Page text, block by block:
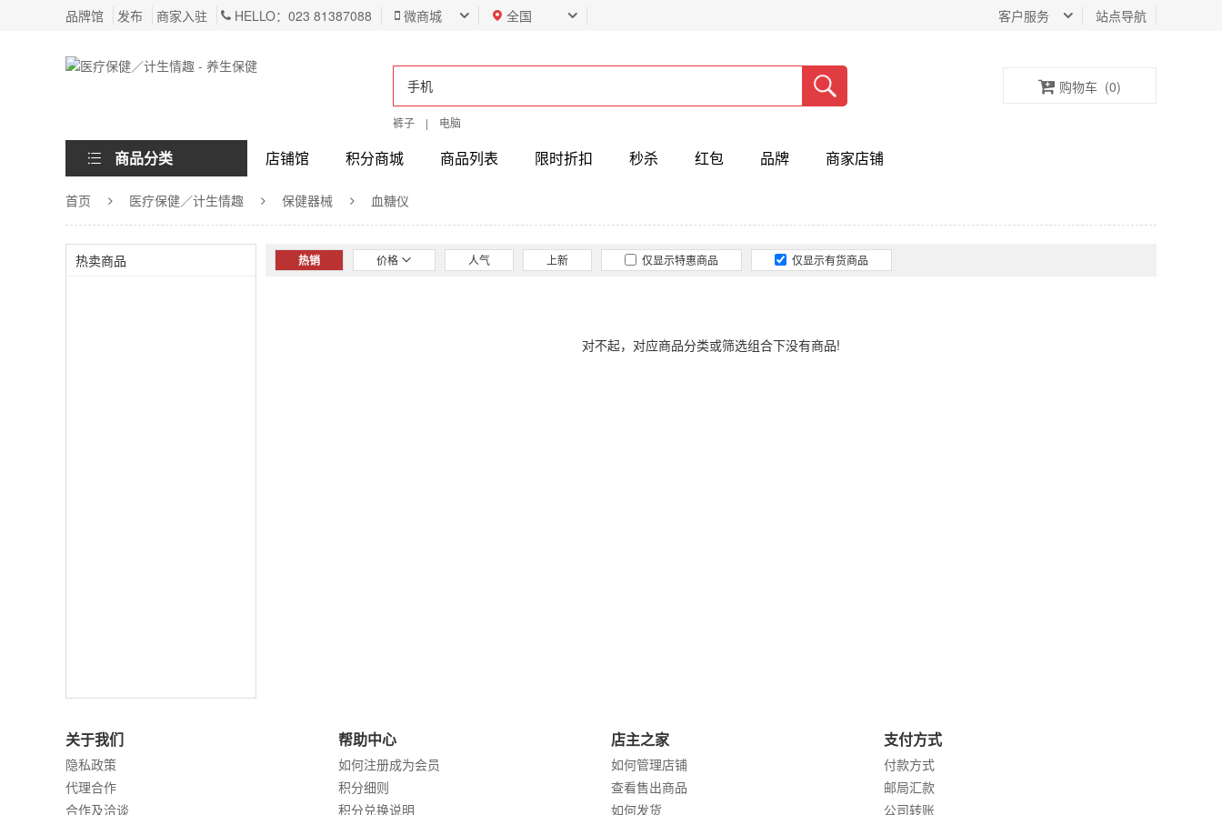
品牌馆 发布 商家入驻 HELLO：023 81387088 微商城 全国 客户服务 站点导航
裤子 | 电脑
购物车 (0)
店铺馆 积分商城 商品列表 限时折扣 秒杀 红包 品牌 商家店铺
商品分类
首页 医疗保健／计生情趣 保健器械 血糖仪
热卖商品 热销 价格 人气 上新 仅显示特惠商品 仅显示有货商品
对不起，对应商品分类或筛选组合下没有商品!
关于我们
隐私政策
代理合作
合作及洽谈
帮助中心
如何注册成为会员
积分细则
积分兑换说明
店主之家
如何管理店铺
查看售出商品
如何发货
支付方式
付款方式
邮局汇款
公司转账